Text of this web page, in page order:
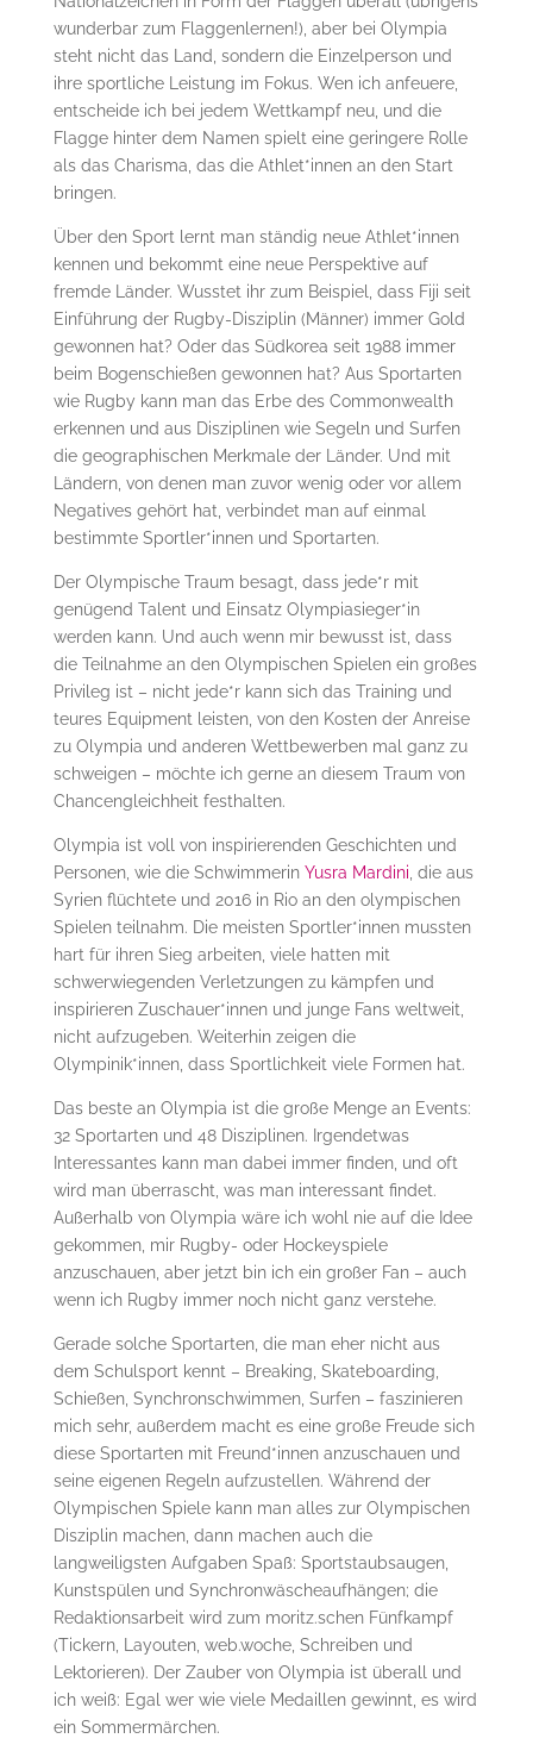
wunderbar zum Flaggenlernen!), aber bei Olympia
steht nicht das Land, sondern die Einzelperson und
ihre sportliche Leistung im Fokus. Wen ich anfeuere,
entscheide ich bei jedem Wettkampf neu, und die
Flagge hinter dem Namen spielt eine geringere Rolle
als das Charisma, das die Athlet*innen an den Start
bringen.
Über den Sport lernt man ständig neue Athlet*innen
kennen und bekommt eine neue Perspektive auf
fremde Länder. Wusstet ihr zum Beispiel, dass Fiji seit
Einführung der Rugby-Disziplin (Männer) immer Gold
gewonnen hat? Oder das Südkorea seit 1988 immer
beim Bogenschießen gewonnen hat? Aus Sportarten
wie Rugby kann man das Erbe des Commonwealth
erkennen und aus Disziplinen wie Segeln und Surfen
die geographischen Merkmale der Länder. Und mit
Ländern, von denen man zuvor wenig oder vor allem
Negatives gehört hat, verbindet man auf einmal
bestimmte Sportler*innen und Sportarten.
Der Olympische Traum besagt, dass jede*r mit
genügend Talent und Einsatz Olympiasieger*in
werden kann. Und auch wenn mir bewusst ist, dass
die Teilnahme an den Olympischen Spielen ein großes
Privileg ist – nicht jede*r kann sich das Training und
teures Equipment leisten, von den Kosten der Anreise
zu Olympia und anderen Wettbewerben mal ganz zu
schweigen – möchte ich gerne an diesem Traum von
Chancengleichheit festhalten.
Olympia ist voll von inspirierenden Geschichten und
Personen, wie die Schwimmerin Yusra Mardini, die aus
Syrien flüchtete und 2016 in Rio an den olympischen
Spielen teilnahm. Die meisten Sportler*innen mussten
hart für ihren Sieg arbeiten, viele hatten mit
schwerwiegenden Verletzungen zu kämpfen und
inspirieren Zuschauer*innen und junge Fans weltweit,
nicht aufzugeben. Weiterhin zeigen die
Olympinik*innen, dass Sportlichkeit viele Formen hat.
Das beste an Olympia ist die große Menge an Events:
32 Sportarten und 48 Disziplinen. Irgendetwas
Interessantes kann man dabei immer finden, und oft
wird man überrascht, was man interessant findet.
Außerhalb von Olympia wäre ich wohl nie auf die Idee
gekommen, mir Rugby- oder Hockeyspiele
anzuschauen, aber jetzt bin ich ein großer Fan – auch
wenn ich Rugby immer noch nicht ganz verstehe.
Gerade solche Sportarten, die man eher nicht aus
dem Schulsport kennt – Breaking, Skateboarding,
Schießen, Synchronschwimmen, Surfen – faszinieren
mich sehr, außerdem macht es eine große Freude sich
diese Sportarten mit Freund*innen anzuschauen und
seine eigenen Regeln aufzustellen. Während der
Olympischen Spiele kann man alles zur Olympischen
Disziplin machen, dann machen auch die
langweiligsten Aufgaben Spaß: Sportstaubsaugen,
Kunstspülen und Synchronwäscheaufhängen; die
Redaktionsarbeit wird zum moritz.schen Fünfkampf
(Tickern, Layouten, web.woche, Schreiben und
Lektorieren). Der Zauber von Olympia ist überall und
ich weiß: Egal wer wie viele Medaillen gewinnt, es wird
ein Sommermärchen.